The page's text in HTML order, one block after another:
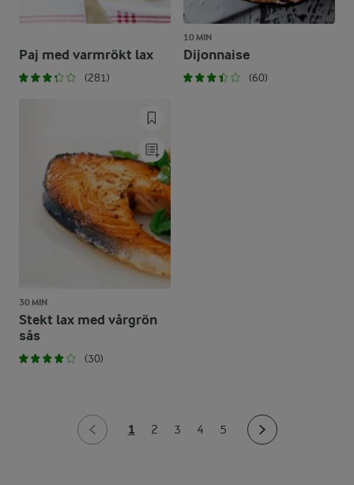
Paj med varmrökt lax
(281)
10 MIN
Dijonnaise
(60)
30 MIN
Stekt lax med vårgrön
sås
(30)
1 2 3 4 5